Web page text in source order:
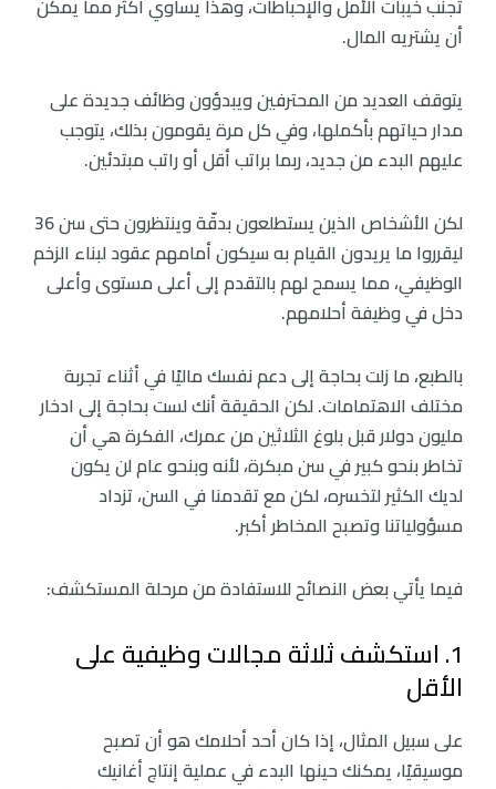
أن يشتريه المال.
يتوقف العديد من المحترفين ويبدؤون وظائف جديدة على
مدار حياتهم بأكملها، وفي كل مرة يقومون بذلك، يتوجب
عليهم البدء من جديد، ربما براتب أقل أو راتب مبتدئين.
لكن الأشخاص الذين يستطلعون بدقّة وينتظرون حتى سن 36
ليقرروا ما يريدون القيام به سيكون أمامهم عقود لبناء الزخم
الوظيفي، مما يسمح لهم بالتقدم إلى أعلى مستوى وأعلى
دخل في وظيفة أحلامهم.
بالطبع، ما زلت بحاجة إلى دعم نفسك ماليًا في أثناء تجربة
مختلف الاهتمامات. لكن الحقيقة أنك لست بحاجة إلى ادخار
مليون دولار قبل بلوغ الثلاثين من عمرك، الفكرة هي أن
تخاطر بنحو كبير في سن مبكرة، لأنه وبنحو عام لن يكون
لديك الكثير لتخسره، لكن مع تقدمنا ​​في السن، تزداد
مسؤولياتنا وتصبح المخاطر أكبر.
فيما يأتي بعض النصائح للاستفادة من مرحلة المستكشف:
1. استكشف ثلاثة مجالات وظيفية على
الأقل
على سبيل المثال، إذا كان أحد أحلامك هو أن تصبح
موسيقيًا، يمكنك حينها البدء في عملية إنتاج أغانيك